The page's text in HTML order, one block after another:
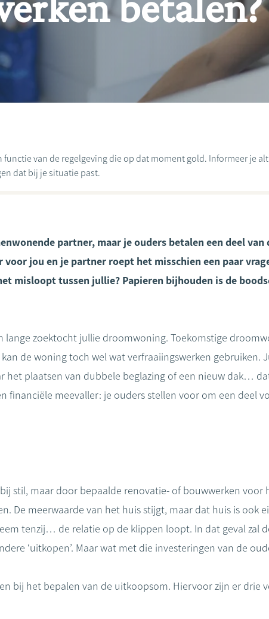
functie van de regelgeving die op dat moment gold. Informeer je
dat bij je situatie past.
partner, maar je ouders betalen een deel van
jou en je partner roept het misschien een paar
misloopt tussen jullie? Papieren bijhouden is de
lange zoektocht jullie droomwoning. Toekomstige
de woning toch wel wat verfraaiingswerken gebruiken.
het plaatsen van dubbele beglazing of een nieuw dak…
financiële meevaller: je ouders stellen voor om een deel
stil, maar door bepaalde renovatie- of bouwwerken voor
De meerwaarde van het huis stijgt, maar dat huis is ook
tenzij… de relatie op de klippen loopt. In dat geval zal
‘uitkopen’. Maar wat met die investeringen van de
bij het bepalen van de uitkoopsom. Hiervoor zijn er drie